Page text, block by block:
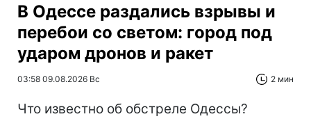
В Одессе раздались взрывы и
перебои со светом: город под
ударом дронов и ракет
03:58 09.08.2026 Вс 2 мин
Что известно об обстреле Одессы?